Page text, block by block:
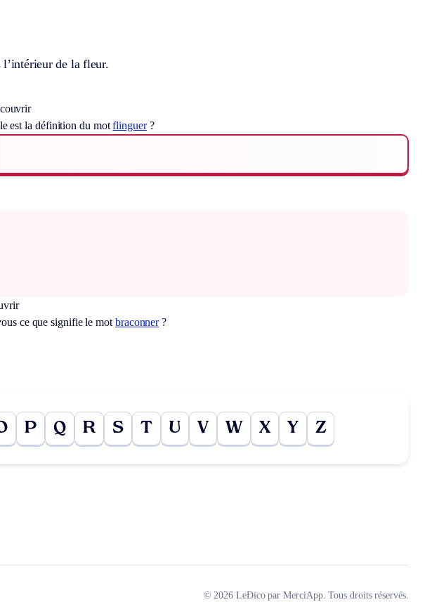
de la fleur.
est la définition du motflinguer?
ce que signifie le mot braconner?
P Q R S T U V W X Y Z
© 2026 LeDico par MerciApp. Tous droits réservés.